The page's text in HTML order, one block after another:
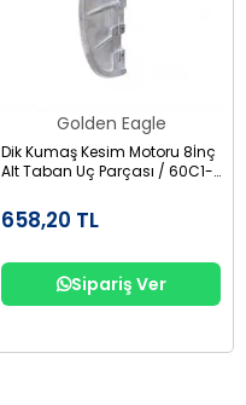
Golden Eagle
Dik Kumaş Kesim Motoru 8İnç
Alt Taban Uç Parçası / 60C1-
658,20 TL
Sipariş Ver